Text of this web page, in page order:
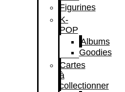
Figurines
K-
POP
Albums
Goodies
Cartes
à
collectionner